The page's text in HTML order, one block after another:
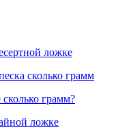
ложке
сколько грамм
грамм?
ложке